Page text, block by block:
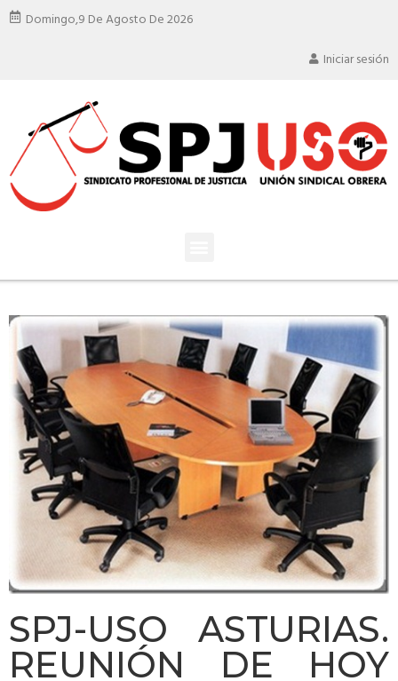
Domingo,9 De Agosto De 2026
Iniciar sesión
SPJ-USO ASTURIAS.
REUNIÓN DE HOY